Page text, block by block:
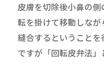
皮膚を切除後小鼻の
転を掛けて移動しなが
縫合するということ
ですが「回転皮弁法」